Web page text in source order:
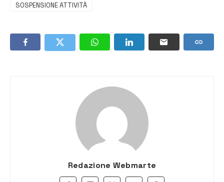
SOSPENSIONE ATTIVITÀ
Redazione Webmarte